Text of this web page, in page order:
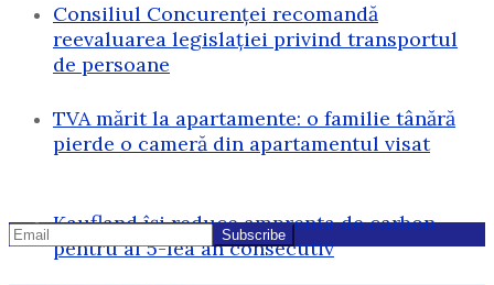
Consiliul Concurenței recomandă
reevaluarea legislației privind transportul
de persoane
TVA mărit la apartamente: o familie tânără
pierde o cameră din apartamentul visat
Kaufland își reduce amprenta de carbon
pentru al 5-lea an consecutiv